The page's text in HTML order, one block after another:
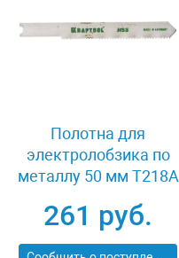
Полотна для
электролобзика по
металлу 50 мм T218A
1,2
261 руб.